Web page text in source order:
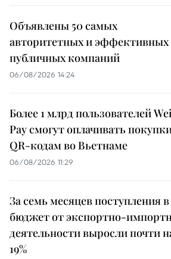
Объявлены 50 самых
авторитетных и эффективных
публичных компаний
06/08/2026 14:24
Более 1 млрд пользователей
Pay смогут оплачивать
QR-кодам во Вьетнаме
06/08/2026 11:29
За семь месяцев поступления в
бюджет от экспортно-
деятельности выросли почти
19%